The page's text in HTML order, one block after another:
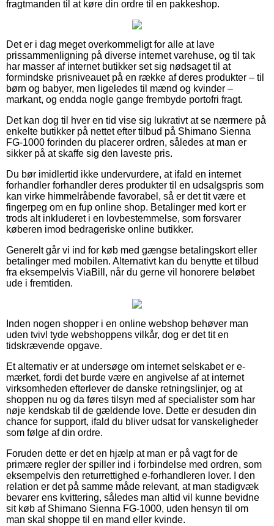
fragtmanden til at køre din ordre til en pakkeshop.
Det er i dag meget overkommeligt for alle at lave
prissammenligning på diverse internet varehuse, og til tak
har masser af internet butikker set sig nødsaget til at
formindske prisniveauet på en række af deres produkter – til
børn og babyer, men ligeledes til mænd og kvinder –
markant, og endda nogle gange frembyde portofri fragt.
Det kan dog til hver en tid vise sig lukrativt at se nærmere på
enkelte butikker på nettet efter tilbud på Shimano Sienna
FG-1000 forinden du placerer ordren, således at man er
sikker på at skaffe sig den laveste pris.
Du bør imidlertid ikke undervurdere, at ifald en internet
forhandler forhandler deres produkter til en udsalgspris som
kan virke himmelråbende favorabel, så er det tit være et
fingerpeg om en fup online shop. Betalinger med kort er
trods alt inkluderet i en lovbestemmelse, som forsvarer
køberen imod bedrageriske online butikker.
Generelt går vi ind for køb med gængse betalingskort eller
betalinger med mobilen. Alternativt kan du benytte et tilbud
fra eksempelvis ViaBill, når du gerne vil honorere beløbet
ude i fremtiden.
Inden nogen shopper i en online webshop behøver man
uden tvivl tyde webshoppens vilkår, dog er det tit en
tidskrævende opgave.
Et alternativ er at undersøge om internet selskabet er e-
mærket, fordi det burde være en angivelse af at internet
virksomheden efterlever de danske retningslinjer, og at
shoppen nu og da føres tilsyn med af specialister som har
nøje kendskab til de gældende love. Dette er desuden din
chance for support, ifald du bliver udsat for vanskeligheder
som følge af din ordre.
Foruden dette er det en hjælp at man er på vagt for de
primære regler der spiller ind i forbindelse med ordren, som
eksempelvis den returrettighed e-forhandleren lover. I den
relation er det på samme måde relevant, at man stadigvæk
bevarer ens kvittering, således man altid vil kunne bevidne
sit køb af Shimano Sienna FG-1000, uden hensyn til om
man skal shoppe til en mand eller kvinde.